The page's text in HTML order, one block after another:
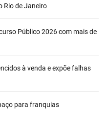
Rio de Janeiro
Público 2026 com mais de
à venda e expõe falhas
para franquias